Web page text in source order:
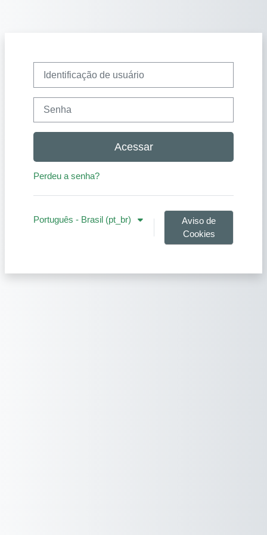
Senha
Acessar
Perdeu a senha?
Português - Brasil ‎(pt_br)‎
Aviso de
Cookies